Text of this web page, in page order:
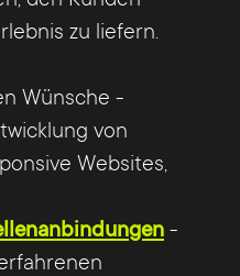
in Ihre TYPO3
direkt im TYPO3
mit der
zu liefern.
Wünsche -
von
Websites,
-